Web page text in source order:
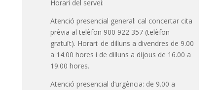
Horari del servei:
Atenció presencial general: cal concertar cita
prèvia al telèfon 900 922 357 (telèfon
gratuït). Horari: de dilluns a divendres de 9.00
a 14.00 hores i de dilluns a dijous de 16.00 a
19.00 hores.
Atenció presencial d’urgència: de 9.00 a